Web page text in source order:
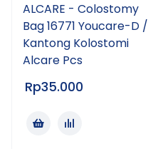
ALCARE - Colostomy
Bag 16771 Youcare-D /
Kantong Kolostomi
Alcare Pcs
Rp35.000